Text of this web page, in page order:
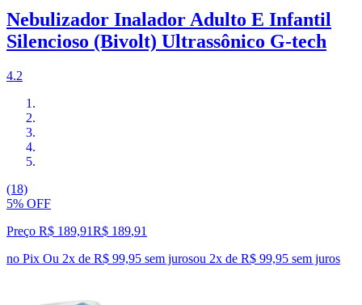
Nebulizador Inalador Adulto E Infantil
Silencioso (Bivolt) Ultrassônico G-tech
4.2
(18)
5% OFF
Preço R$ 189,91R$ 189,91
no Pix Ou 2x de R$ 99,95 sem jurosou 2x de R$ 99,95 sem juros